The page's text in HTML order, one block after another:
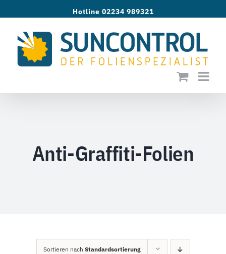
springen
Hotline 02234 989321
Anti-Graffiti-Folien
Sortieren nach Standardsortierung